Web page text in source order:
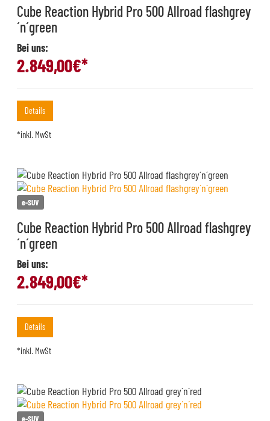
Cube Reaction Hybrid Pro 500 Allroad flashgrey
´n´green
Bei uns:
2.849,00€*
Details
*inkl. MwSt
e-SUV
Cube Reaction Hybrid Pro 500 Allroad flashgrey
´n´green
Bei uns:
2.849,00€*
Details
*inkl. MwSt
e-SUV